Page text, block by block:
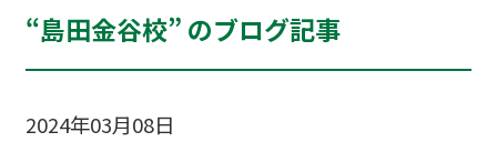
“島田金谷校” のブログ記事
2024年03月08日